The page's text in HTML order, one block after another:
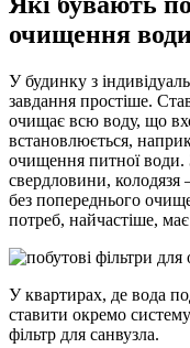
очищення
У будинку з
завдання простіше.
очищає всю воду, що
встановлюється,
очищення питної води.
свердловини, колодязя
без попереднього
потреб, найчастіше,
У квартирах, де вода
ставити окремо
фільтр для санвузла.